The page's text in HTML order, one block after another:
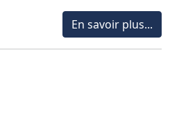
En savoir plus...